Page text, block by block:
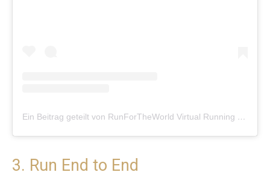
Ein Beitrag geteilt von RunForTheWorld Virtual Running (@rftwofficial)
3. Run End to End